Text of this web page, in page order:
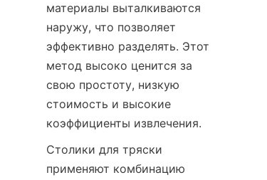
материалы выталкиваются
наружу, что позволяет
эффективно разделять. Этот
метод высоко ценится за
свою простоту, низкую
стоимость и высокие
коэффициенты извлечения.
Столики для тряски
применяют комбинацию